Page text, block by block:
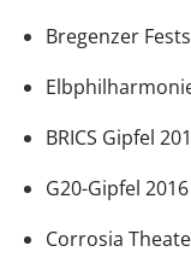
Bregenzer
BRICS Gipfel
G20-Gipfel
Corrosia